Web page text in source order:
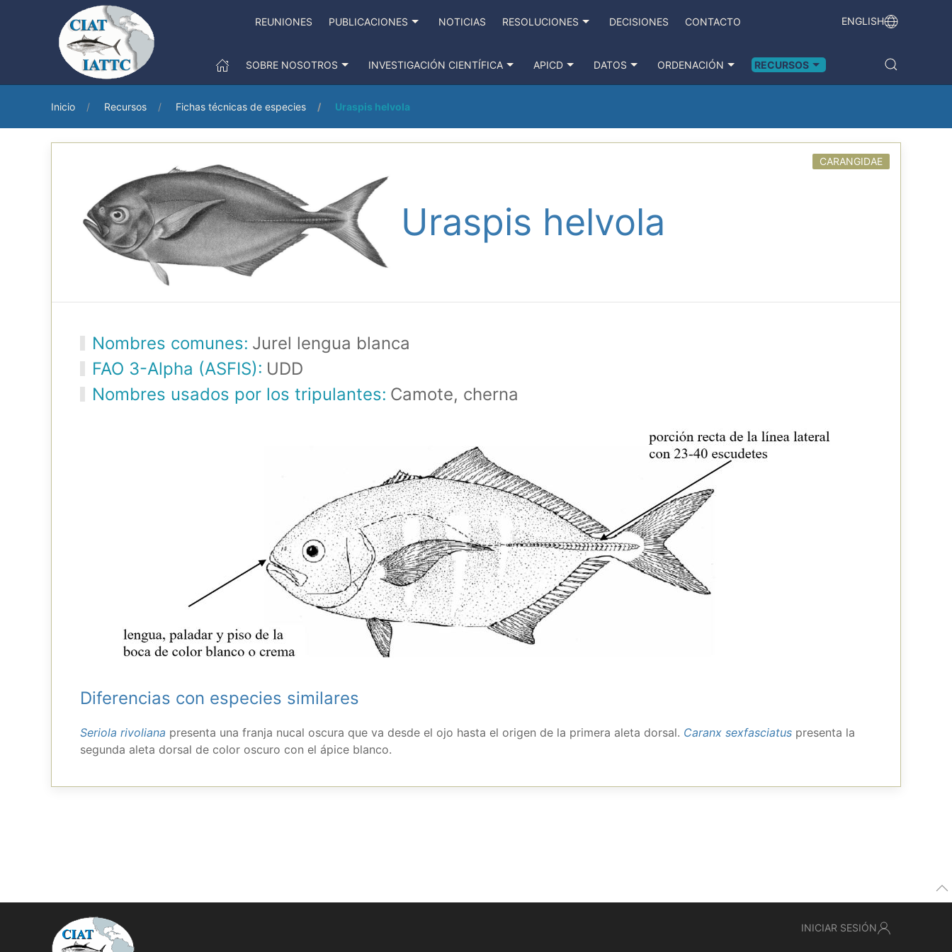
REUNIONES PUBLICACIONES NOTICIAS RESOLUCIONES DECISIONES CONTACTO ENGLISH
SOBRE NOSOTROS INVESTIGACIÓN CIENTÍFICA APICD DATOS ORDENACIÓN RECURSOS
Inicio Recursos Fichas técnicas de especies Uraspis helvola
CARANGIDAE
Uraspis helvola
Nombres comunes: Jurel lengua blanca
FAO 3-Alpha (ASFIS): UDD
Nombres usados por los tripulantes: Camote, cherna
Diferencias con especies similares
Seriola rivoliana presenta una franja nucal oscura que va desde el ojo hasta el origen de la primera aleta dorsal. Caranx sexfasciatus presenta la
segunda aleta dorsal de color oscuro con el ápice blanco.
INICIAR SESIÓN